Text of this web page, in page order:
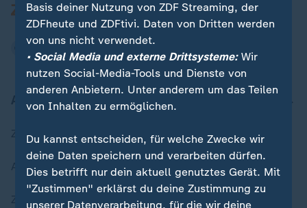
Aktuell bei ZDFheute
Zuletzt veröffentlicht
Aktuelle Sendungs-Videos
ZDFheute Stories
Basis deiner Nutzung von ZDF Streaming, der
ZDFheute und ZDFtivi. Daten von Dritten werden
von uns nicht verwendet.
• Social Media und externe Drittsysteme:Wir
nutzen Social-Media-Tools und Dienste von
anderen Anbietern. Unter anderem um das Teilen
von Inhalten zu ermöglichen.
Du kannst entscheiden, für welche Zwecke wir
deine Daten speichern und verarbeiten dürfen.
Dies betrifft nur dein aktuell genutztes Gerät. Mit
"Zustimmen" erklärst du deine Zustimmung zu
unserer Datenverarbeitung, für die wir deine